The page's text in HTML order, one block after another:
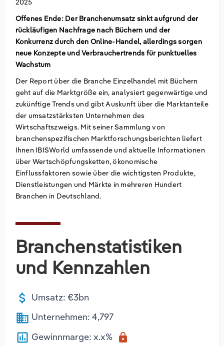
2025
Offenes Ende: Der Branchenumsatz sinkt aufgrund der
rückläufigen Nachfrage nach Büchern und der
Konkurrenz durch den Online-Handel, allerdings sorgen
neue Konzepte und Verbrauchertrends für punktuelles
Wachstum
Der Report über die Branche Einzelhandel mit Büchern
geht auf die Marktgröße ein, analysiert gegenwärtige und
zukünftige Trends und gibt Auskunft über die Marktanteile
der umsatzstärksten Unternehmen des
Wirtschaftszweigs. Mit seiner Sammlung von
branchenspezifischen Marktforschungsberichten liefert
Ihnen IBISWorld umfassende und aktuelle Informationen
über Wertschöpfungsketten, ökonomische
Einflussfaktoren sowie über die wichtigsten Produkte,
Dienstleistungen und Märkte in mehreren Hundert
Branchen in Deutschland.
Branchenstatistiken
und Kennzahlen
attach_money Umsatz: €3bn
business Unternehmen: 4,797
poll Gewinnmarge: x.x% lock
Groß- und Einzelhandel
Information und Kommunikation
Freiberufliche, wissenschaftliche und technische
Dienstleistungen
Deutschland
Italien
Irland
Spanien
Vereinigtes Königreich
Marketing
Private Equity
Sales Vertrieb
Bibliotheken